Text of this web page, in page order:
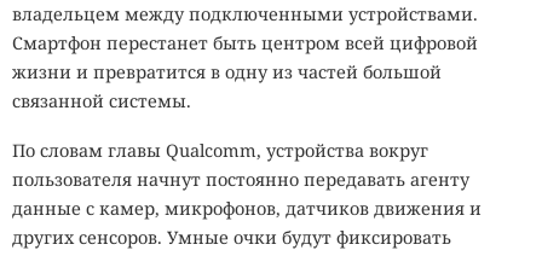
владельцем между подключенными устройствами.
Смартфон перестанет быть центром всей цифровой
жизни и превратится в одну из частей большой
связанной системы.
По словам главы Qualcomm, устройства вокруг
пользователя начнут постоянно передавать агенту
данные с камер, микрофонов, датчиков движения и
других сенсоров. Умные очки будут фиксировать